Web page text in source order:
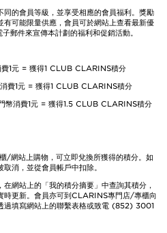
同的會員等級，並享受相應的會員福利。獎勵
有可能限量供應，會員可於網站上查看最新優
郵件來宣傳本計劃的福利和促銷活動。
1元 = 獲得1 CLUB CLARINS積分
費1元 = 獲得1 CLUB CLARINS積分
幣消費1元 = 獲得1.5 CLUB CLARINS積分
/網站上購物，可立即兌換所獲得的積分。如
消，並從會員帳戶中扣除。
網站上的「我的積分摘要」中查詢其積分，
時更新。會員亦可到CLARINS專門店/專櫃向
過填寫網站上的聯繫表格或致電 (852) 3001